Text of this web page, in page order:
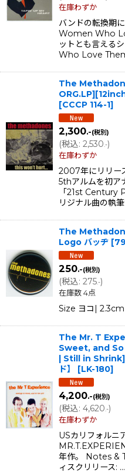
在庫わずか
バンドの転換期
Women Who
ットとも言える
Who Love
The
[CCCP 114-1]
2,300.-(税別)
(税込: 2,530.-)
在庫わずか
2007年にリリ
5thアルムを初ア
「21st Century
リジナル曲の執
The
Logo バッヂ [
250.-(税別)
(税込: 275.-)
在庫数 4点
Size ヨコ|
The Mr. T
Sweet, and
| Still in
ド】
[LK-180]
4,200.-(税別)
(税込: 4,620.-)
在庫わずか
USカリフォル
年作。 Notes &
ィスクリリース: …